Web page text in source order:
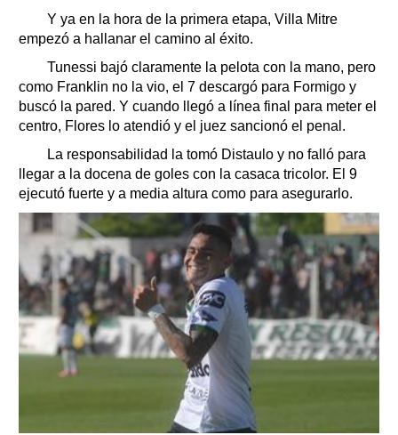
Y ya en la hora de la primera etapa, Villa Mitre
empezó a hallanar el camino al éxito.
Tunessi bajó claramente la pelota con la mano, pero
como Franklin no la vio, el 7 descargó para Formigo y
buscó la pared. Y cuando llegó a línea final para meter el
centro, Flores lo atendió y el juez sancionó el penal.
La responsabilidad la tomó Distaulo y no falló para
llegar a la docena de goles con la casaca tricolor. El 9
ejecutó fuerte y a media altura como para asegurarlo.